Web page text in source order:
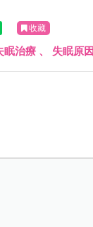
收藏
眠治療 、 失眠原因